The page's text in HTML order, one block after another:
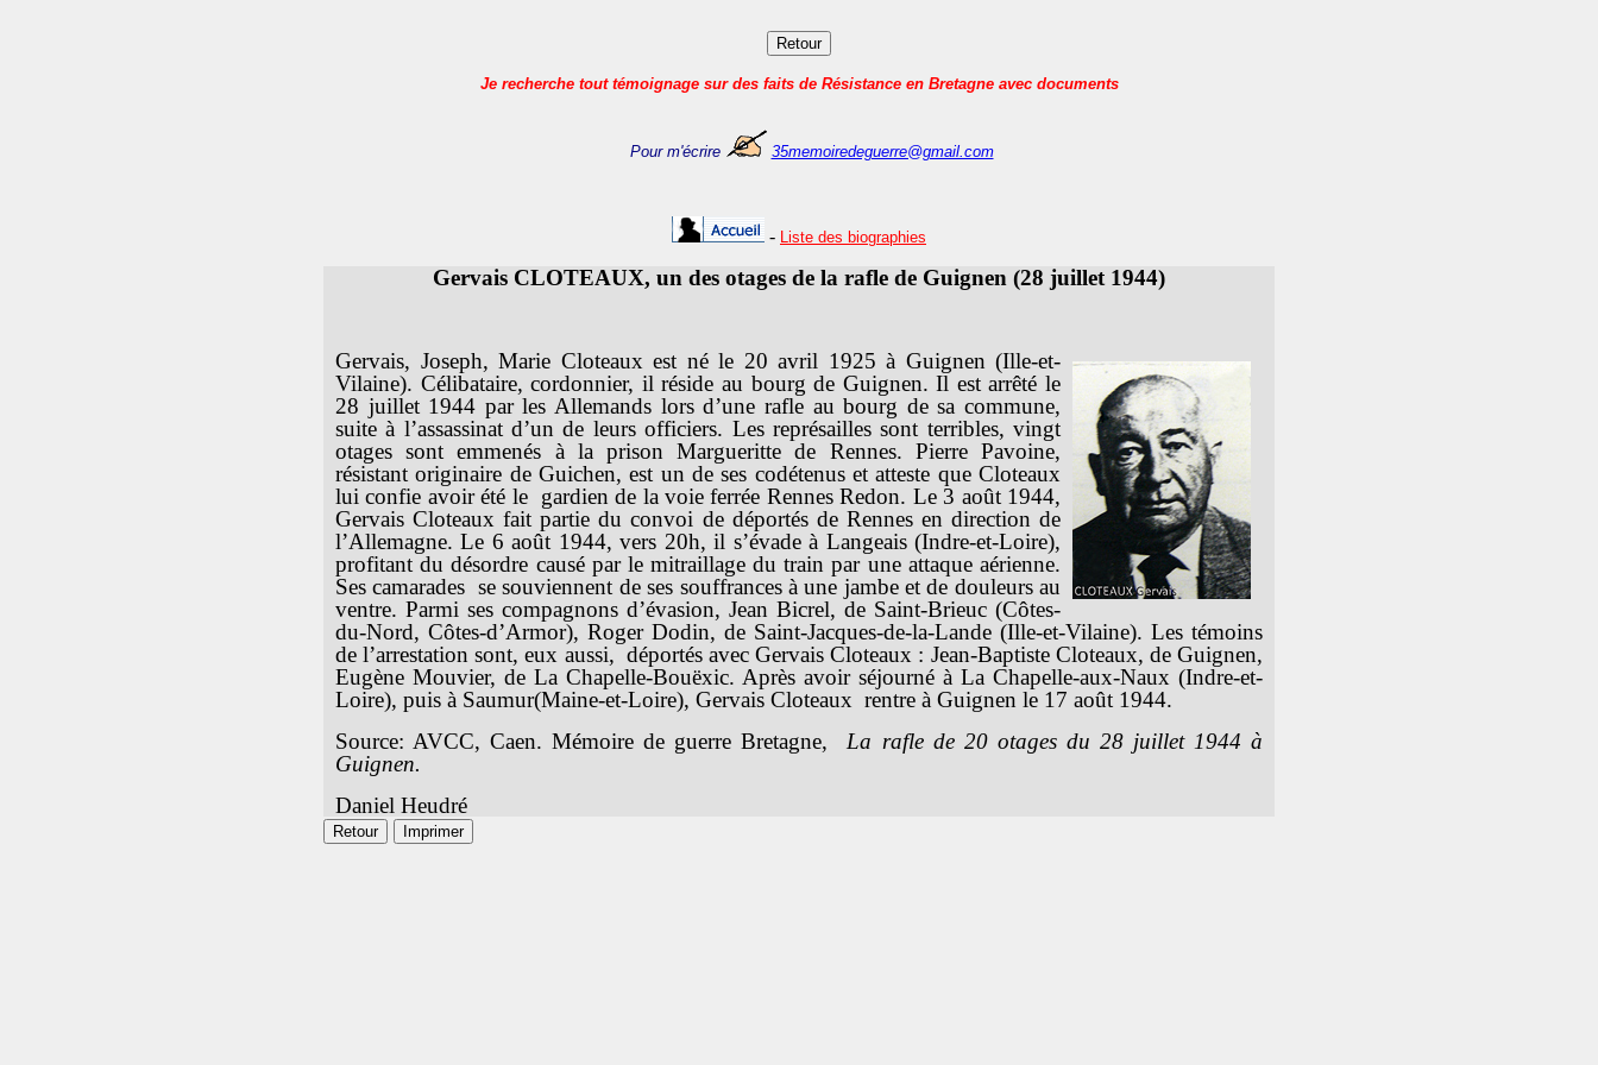
Je recherche tout témoignage sur des faits de Résistance en Bretagne avec documents
Pour m'écrire 35memoiredeguerre@gmail.com
- Liste des biographies
Gervais CLOTEAUX, un des otages de la rafle de Guignen (28 juillet 1944)
Gervais, Joseph, Marie Cloteaux est né le 20 avril 1925 à Guignen (Ille-et-
Vilaine). Célibataire, cordonnier, il réside au bourg de Guignen. Il est arrêté le
28 juillet 1944 par les Allemands lors d’une rafle au bourg de sa commune,
suite à l’assassinat d’un de leurs officiers. Les représailles sont terribles, vingt
otages sont emmenés à la prison Margueritte de Rennes. Pierre Pavoine,
résistant originaire de Guichen, est un de ses codétenus et atteste que Cloteaux
lui confie avoir été le gardien de la voie ferrée Rennes Redon. Le 3 août 1944,
Gervais Cloteaux fait partie du convoi de déportés de Rennes en direction de
l’Allemagne. Le 6 août 1944, vers 20h, il s’évade à Langeais (Indre-et-Loire),
profitant du désordre causé par le mitraillage du train par une attaque aérienne.
Ses camarades se souviennent de ses souffrances à une jambe et de douleurs au
ventre. Parmi ses compagnons d’évasion, Jean Bicrel, de Saint-Brieuc (Côtes-
du-Nord, Côtes-d’Armor), Roger Dodin, de Saint-Jacques-de-la-Lande (Ille-et-Vilaine). Les témoins
de l’arrestation sont, eux aussi, déportés avec Gervais Cloteaux : Jean-Baptiste Cloteaux, de Guignen,
Eugène Mouvier, de La Chapelle-Bouëxic. Après avoir séjourné à La Chapelle-aux-Naux (Indre-et-
Loire), puis à Saumur(Maine-et-Loire), Gervais Cloteaux rentre à Guignen le 17 août 1944.
Source: AVCC, Caen. Mémoire de guerre Bretagne, La rafle de 20 otages du 28 juillet 1944 à
Guignen.
Daniel Heudré